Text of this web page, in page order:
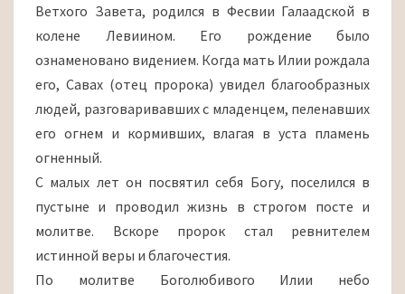
Ветхого Завета, родился в Фесвии Галаадской в
колене Левиином. Его рождение было
ознаменовано видением. Когда мать Илии рождала
его, Савах (отец пророка) увидел благообразных
людей, разговаривавших с младенцем, пеленавших
его огнем и кормивших, влагая в уста пламень
огненный.
С малых лет он посвятил себя Богу, поселился в
пустыне и проводил жизнь в строгом посте и
молитве. Вскоре пророк стал ревнителем
истинной веры и благочестия.
По молитве Боголюбивого Илии небо